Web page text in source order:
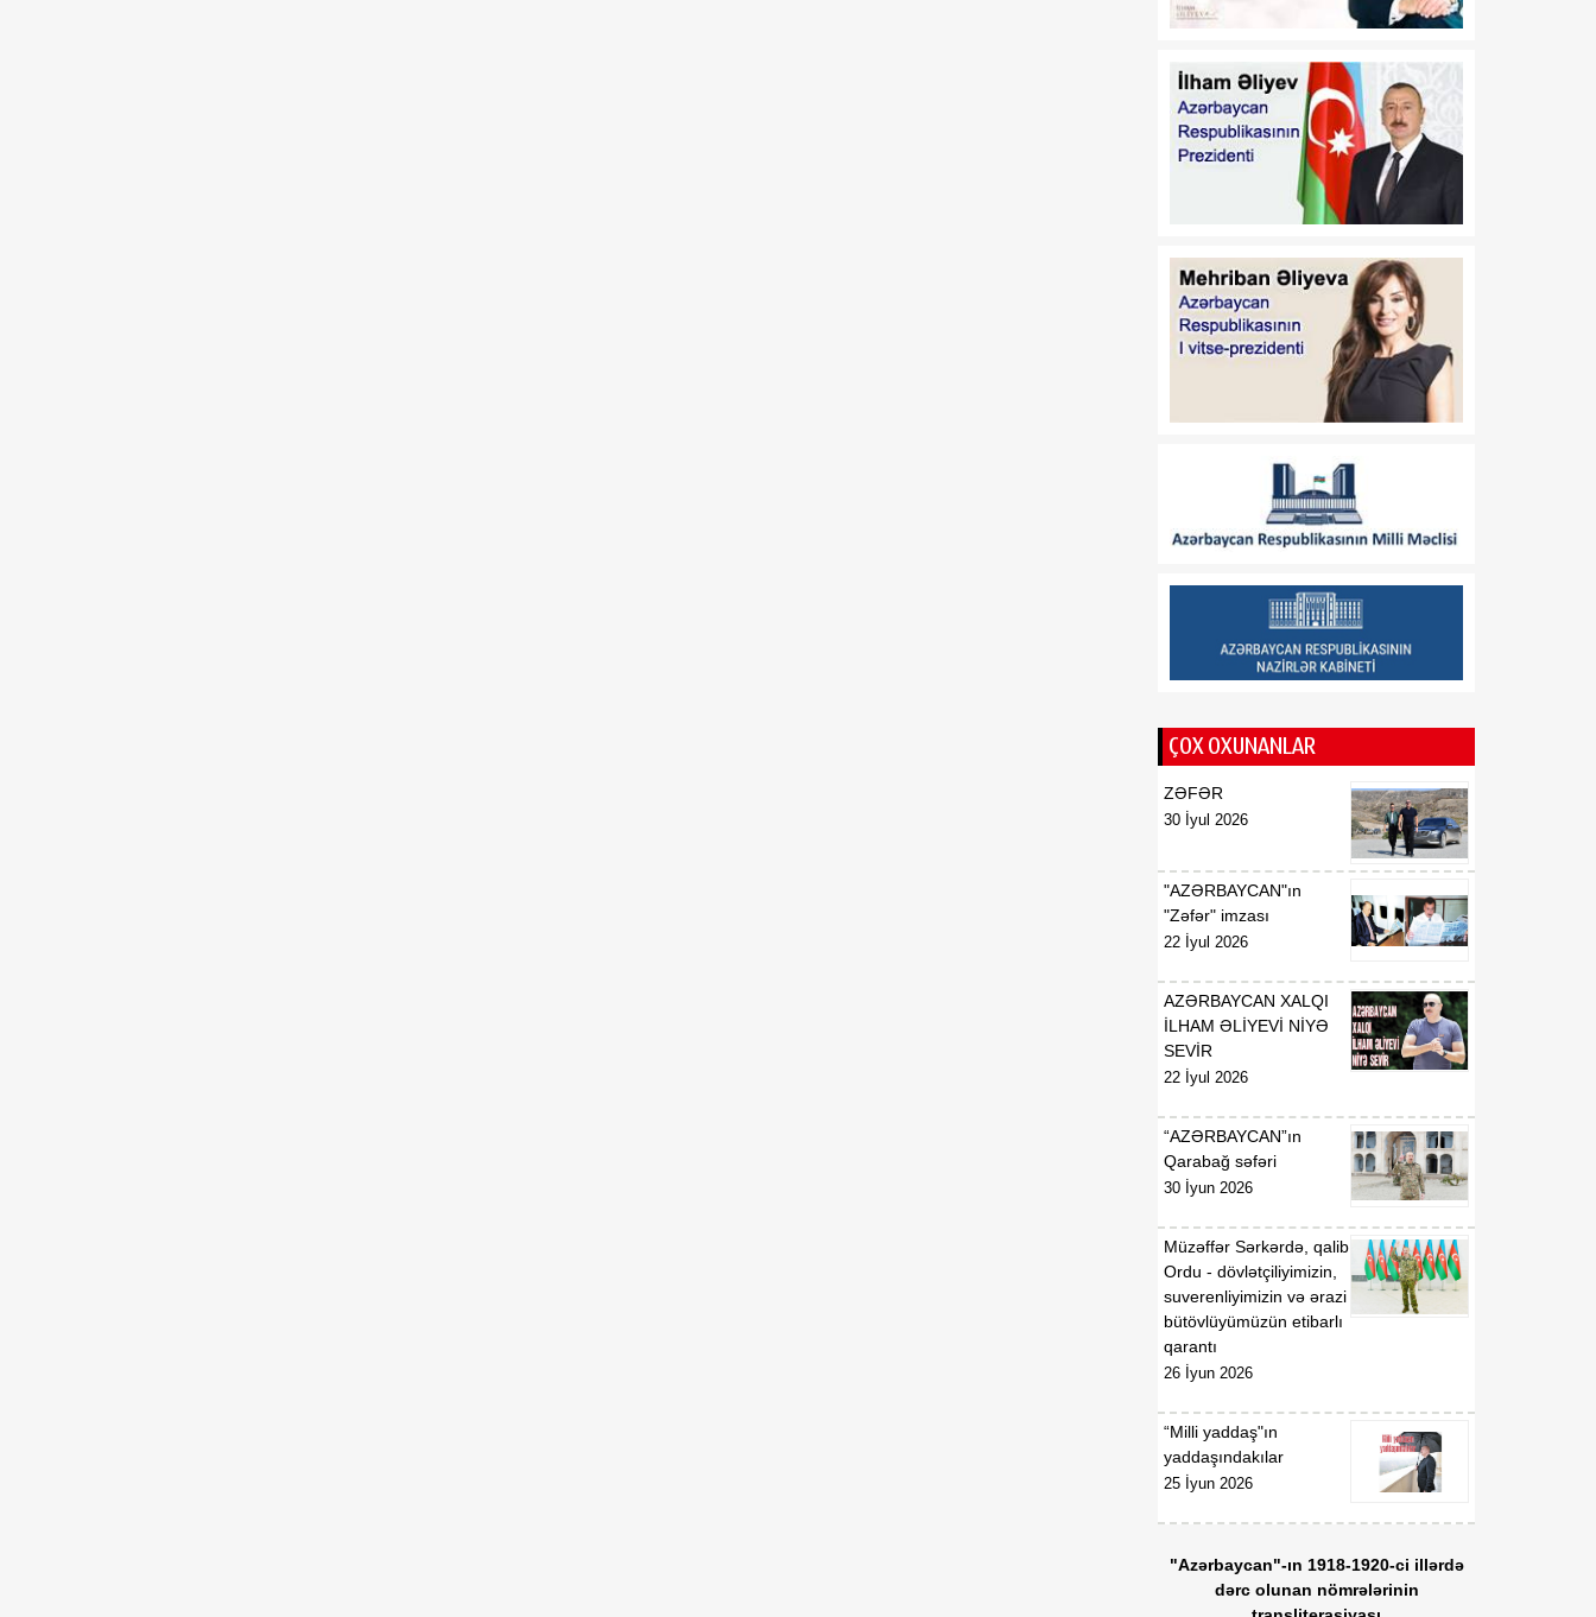
edilməsi barədə"
Prezidentinin 2014-cü il 20
fevral tarixli 111 nömrəli
Fərmanında dəyişiklik
edilməsi haqqında"
Azərbaycan Respublikası
Prezidentinin 2019-cu il 30
dekabr tarixli 911 nömrəli
edilməsi barədə" 2020-ci il
12 may tarixli 1017
nömrəli fərmanlarında
dəyişiklik edilməsi
haqqında
B.Ə.Aslanbəylinin "Şöhrət"
00:52
F.N.İsmayılovun
Azərbaycan
yanında daimi
nümayəndəsi təyin
edilməsi haqqında
07 Avqust
Azərbaycan
Respublikasının UNESCO
nümayəndəsi vəzifəsindən
geri çağırılması haqqında
07 Avqust
F.N.İsmayılovun
Azərbaycan
Respublikasının Avropa
nümayəndəsi vəzifəsindən
geri çağırılması haqqında
07 Avqust
Azərbaycan Respublikası
Respublikasının Kosmik
Agentliyi (Azərkosmos)"
publik hüquqi şəxsin
yaradılması haqqında"
1326 nömrəli,
"Azərbaycan Nəqliyyat və
Kommunikasiya Holdinqi
(AZCON)" publik hüquqi
şəxsin Nizamnaməsinin
təsdiqi və bununla
tənzimlənməsi haqqında"
2025-ci il 15 yanvar tarixli
286 nömrəli fərmanlarında
və "Azərbaycan Hava
Yolları" Qapalı Səhmdar
haqqında" 2008-ci il 16
aprel tarixli 2761 nömrəli,
00:48
ÇOX OXUNANLAR
ZƏFƏR
30 İyul 2026
"AZƏRBAYCAN"ın
"Zəfər" imzası
22 İyul 2026
AZƏRBAYCAN XALQI
İLHAM ƏLİYEVİ NİYƏ
SEVİR
22 İyul 2026
“AZƏRBAYCAN”ın
Qarabağ səfəri
30 İyun 2026
Müzəffər Sərkərdə, qalib
Ordu - dövlətçiliyimizin,
suverenliyimizin və ərazi
bütövlüyümüzün etibarlı
qarantı
26 İyun 2026
“Milli yaddaş"ın
yaddaşındakılar
25 İyun 2026
"Azərbaycan"-ın 1918-1920-ci illərdə
dərc olunan nömrələrinin